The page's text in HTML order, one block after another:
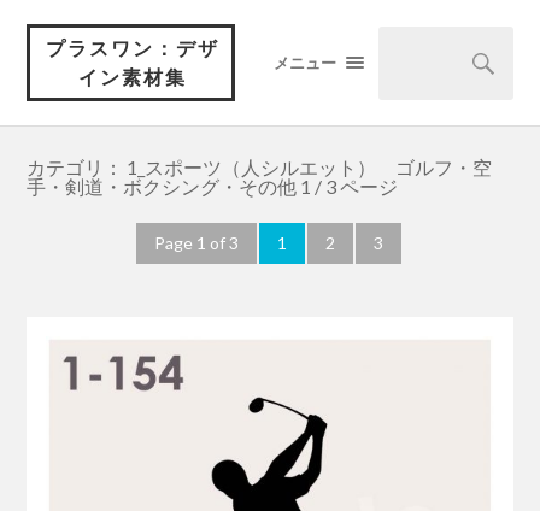
プラスワン：デザ
イン素材集
メニュー
カテゴリ： 1_スポーツ（人シルエット） ゴルフ・空
手・剣道・ボクシング・その他 1 / 3 ページ
Page 1 of 3 1 2 3